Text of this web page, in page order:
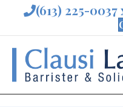
(613) 225-0037